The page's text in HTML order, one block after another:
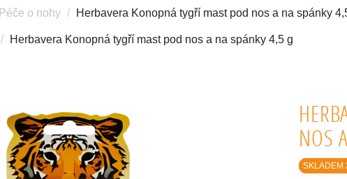
Péče o nohy Herbavera Konopná tygří mast pod nos a na spánky
Herbavera Konopná tygří mast pod nos a na spánky 4,5 g
NOS
SKLADEM